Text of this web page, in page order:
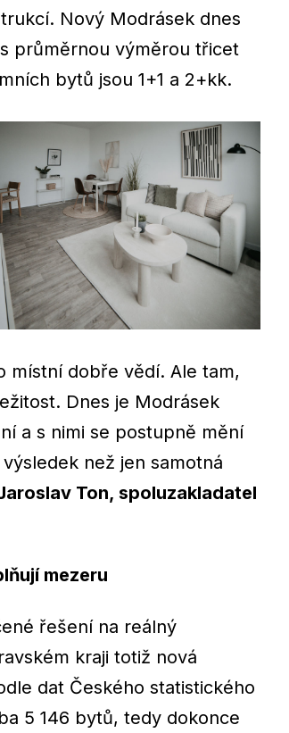
Nový Modrásek dnes
průměrnou výměrou třicet
bytů jsou 1+1 a 2+kk.
místní dobře vědí. Ale tam,
Dnes je Modrásek
a s nimi se postupně mění
než jen samotná
Ton, spoluzakladatel
mezeru
řešení na reálný
kraji totiž nová
dat Českého statistického
5 146 bytů, tedy dokonce